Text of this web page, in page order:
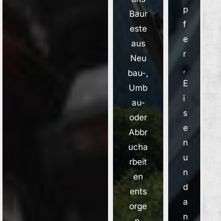
Baur
este
aus
Neu
bau-,
Umb
au-
oder
Abbr
ucha
rbeit
en
ents
orge
p
f
e
r
,
E
i
s
e
n
u
n
d
a
n